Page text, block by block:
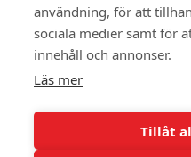
användning, för att
sociala medier samt för
innehåll och annonser.
Läs mer
Tillåt
Få
varje vecka
Få veckans bästa
artiklar på mejlen
PRENUMERERA